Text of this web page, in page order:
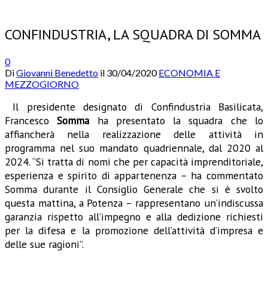
CONFINDUSTRIA, LA SQUADRA DI SOMMA
0
DiGiovanni Benedetto il 30/04/2020 ECONOMIA E
MEZZOGIORNO
Il presidente designato di Confindustria Basilicata,
FrancescoSomma ha presentato la squadra che lo
affiancherà nella realizzazione delle attività in
programma nel suo mandato quadriennale, dal 2020 al
2024. “Si tratta di nomi che per capacità imprenditoriale,
esperienza e spirito di appartenenza – ha commentato
Somma durante il Consiglio Generale che si è svolto
questa mattina, a Potenza – rappresentano un’indiscussa
garanzia rispetto all’impegno e alla dedizione richiesti
per la difesa e la promozione dell’attività d’impresa e
delle sue ragioni”.